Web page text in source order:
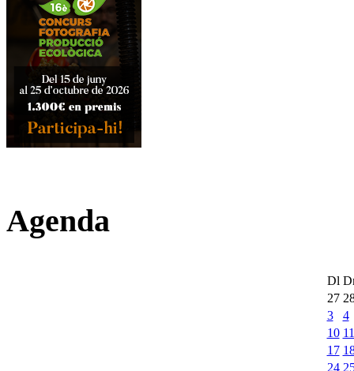
Agenda
Dl
27
3
4
10 11
17
24